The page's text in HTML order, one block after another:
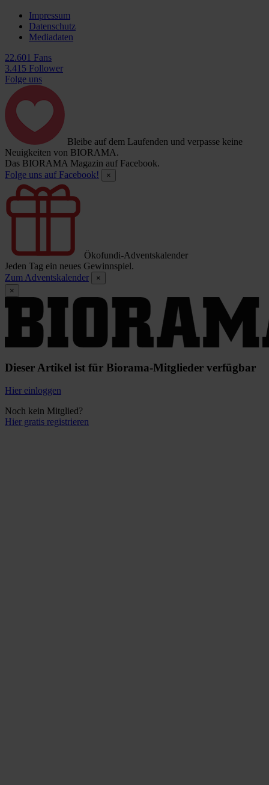
Impressum
Datenschutz
Mediadaten
22.601 Fans
3.415 Follower
Folge uns
Bleibe auf dem Laufenden und verpasse keine
Neuigkeiten von BIORAMA.
Das BIORAMA Magazin auf Facebook.
Folge uns auf Facebook!
×
Ökofundi-Adventskalender
Jeden Tag ein neues Gewinnspiel.
Zum Adventskalender
×
×
Dieser Artikel ist für Biorama-Mitglieder verfügbar
Hier einloggen
Noch kein Mitglied?
Hier gratis registrieren